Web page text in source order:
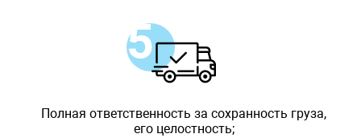
Полная ответственность за сохранность груза,
его целостность;